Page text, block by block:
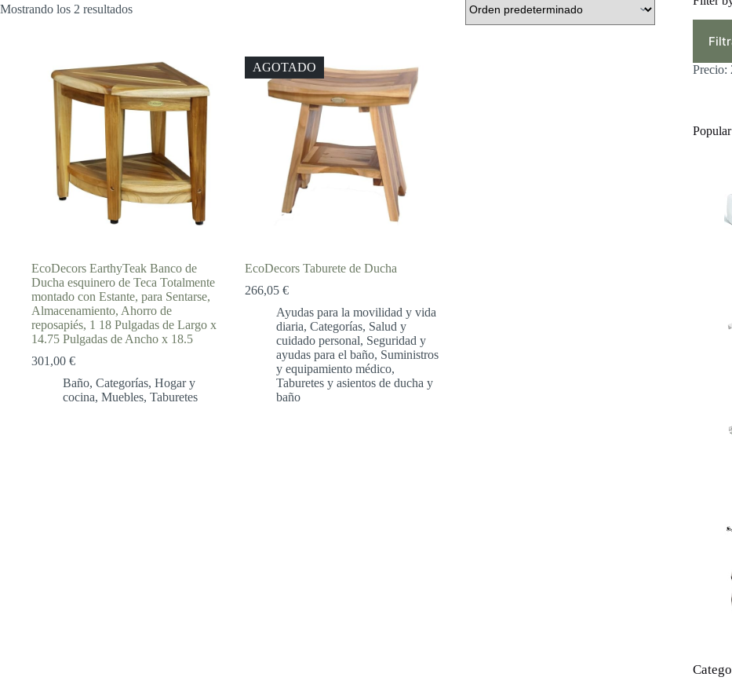
Mostrando los 2 resultados
EcoDecors EarthyTeak Banco de
Ducha esquinero de Teca Totalmente
montado con Estante, para Sentarse,
Almacenamiento, Ahorro de
reposapiés, 1 18 Pulgadas de Largo x
14.75 Pulgadas de Ancho x 18.5
301,00 €
Baño, Categorías, Hogar y
cocina, Muebles, Taburetes
AGOTADO
EcoDecors Taburete de Ducha
266,05 €
Ayudas para la movilidad y vida
diaria, Categorías, Salud y
cuidado personal, Seguridad y
ayudas para el baño, Suministros
y equipamiento médico,
Taburetes y asientos de ducha y
baño
mínimo
máximo
Precio: